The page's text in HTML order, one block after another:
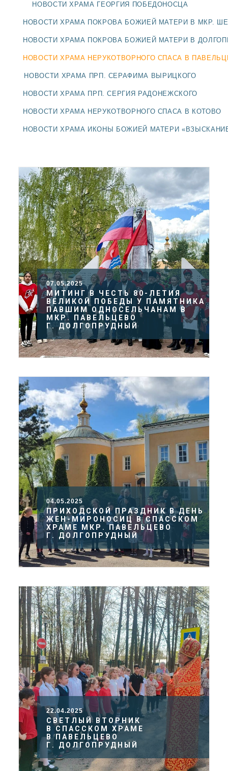
НОВОСТИ
БЛАГОЧИНИЯ
ДОЛГОПРУДНЕНСКОЕ
СЕРГИЕВО-ПОСАДСКОЙ
ЕПАРХИИ
НОВОСТИ ХРАМА ГЕОРГИЯ ПОБЕДОНОСЦА
НОВОСТИ ХРАМА ПОКРОВА БОЖИЕЙ МАТЕРИ В МКР.
НОВОСТИ ХРАМА ПОКРОВА БОЖИЕЙ МАТЕРИ В
НОВОСТИ ХРАМА НЕРУКОТВОРНОГО СПАСА В
НОВОСТИ ХРАМА ПРП. СЕРАФИМА ВЫРИЦКОГО
НОВОСТИ ХРАМА ПРП. СЕРГИЯ РАДОНЕЖСКОГО
НОВОСТИ ХРАМА НЕРУКОТВОРНОГО СПАСА В КОТОВО
НОВОСТИ ХРАМА ИКОНЫ БОЖИЕЙ МАТЕРИ
07.05.2025
МИТИНГ В ЧЕСТЬ 80-ЛЕТИЯ
ВЕЛИКОЙ ПОБЕДЫ У ПАМЯТНИКА
ПАВШИМ ОДНОСЕЛЬЧАНАМ В
МКР. ПАВЕЛЬЦЕВО
Г. ДОЛГОПРУДНЫЙ
04.05.2025
ПРИХОДСКОЙ ПРАЗДНИК В ДЕНЬ
ЖЕН-МИРОНОСИЦ В СПАССКОМ
ХРАМЕ МКР. ПАВЕЛЬЦЕВО
Г. ДОЛГОПРУДНЫЙ
22.04.2025
СВЕТЛЫЙ ВТОРНИК
В СПАССКОМ ХРАМЕ
В ПАВЕЛЬЦЕВО
Г. ДОЛГОПРУДНЫЙ